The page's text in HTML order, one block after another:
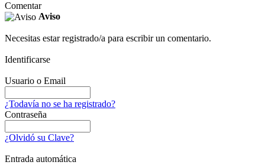
Comentar
Aviso
Necesitas estar registrado/a para escribir un comentario.
Identificarse
Usuario o Email
¿Todavía no se ha registrado?
Contraseña
¿Olvidó su Clave?
Entrada automática